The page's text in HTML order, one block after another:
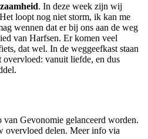
. In deze week zijn wij
loopt nog niet storm, ik kan me
wennen dat er bij ons aan de weg
van Harfsen. Er komen veel
dat wel. In de weggeefkast staan
vanuit liefde, en dus
van Gevonomie gelanceerd worden.
overvloed delen. Meer info via